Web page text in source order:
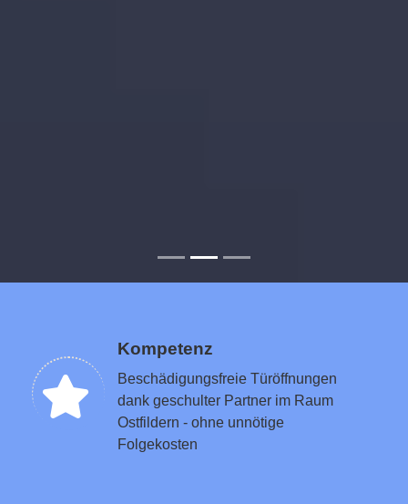
Kompetenz
Beschädigungsfreie Türöffnungen
dank geschulter Partner im Raum
Ostfildern - ohne unnötige
Folgekosten